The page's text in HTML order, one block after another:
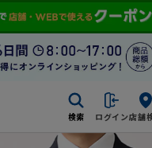
検索 ログイン店舗